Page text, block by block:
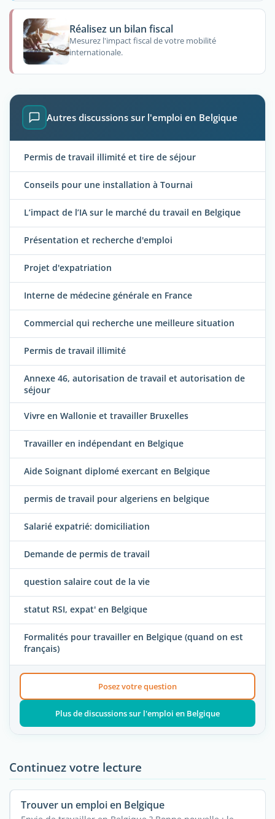
Réalisez un bilan fiscal
Mesurez l'impact fiscal de votre mobilité
internationale.
Autres discussions sur l'emploi en Belgique
Permis de travail illimité et tire de séjour
Conseils pour une installation à Tournai
L’impact de l’IA sur le marché du travail en Belgique
Présentation et recherche d'emploi
Projet d'expatriation
Interne de médecine générale en France
Commercial qui recherche une meilleure situation
Permis de travail illimité
Annexe 46, autorisation de travail et autorisation de
séjour
Vivre en Wallonie et travailler Bruxelles
Travailler en indépendant en Belgique
Aide Soignant diplomé exercant en Belgique
permis de travail pour algeriens en belgique
Salarié expatrié: domiciliation
Demande de permis de travail
question salaire cout de la vie
statut RSI, expat' en Belgique
Formalités pour travailler en Belgique (quand on est
français)
Posez votre question
Plus de discussions sur l'emploi en Belgique
Continuez votre lecture
Trouver un emploi en Belgique